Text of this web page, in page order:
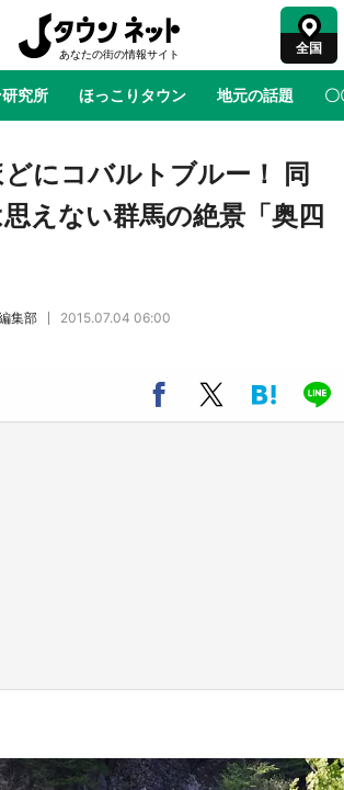
全国
究所 ほっこりタウン 地元の話題 〇
絶景 あの時はありがとう 物語がはじ
定グッズも【8／1～31】
にコバルトブルー！ 同
えない群馬の絶景「奥四
集部 2015.07.04 06:00